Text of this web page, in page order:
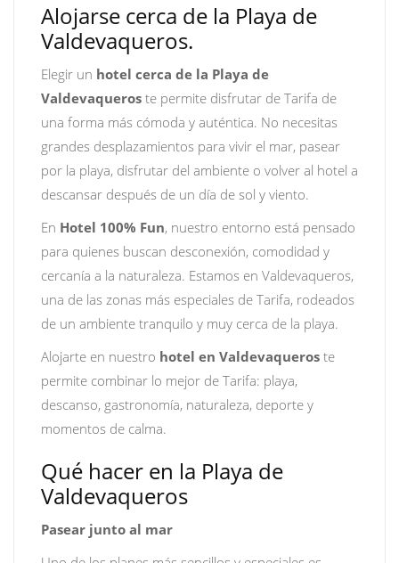
Alojarse cerca de la Playa de
Valdevaqueros.
Elegir un hotel cerca de la Playa de
Valdevaqueros te permite disfrutar de Tarifa de
una forma más cómoda y auténtica. No necesitas
grandes desplazamientos para vivir el mar, pasear
por la playa, disfrutar del ambiente o volver al hotel a
descansar después de un día de sol y viento.
En Hotel 100% Fun, nuestro entorno está pensado
para quienes buscan desconexión, comodidad y
cercanía a la naturaleza. Estamos en Valdevaqueros,
una de las zonas más especiales de Tarifa, rodeados
de un ambiente tranquilo y muy cerca de la playa.
Alojarte en nuestro hotel en Valdevaqueros te
permite combinar lo mejor de Tarifa: playa,
descanso, gastronomía, naturaleza, deporte y
momentos de calma.
Qué hacer en la Playa de
Valdevaqueros
Pasear junto al mar